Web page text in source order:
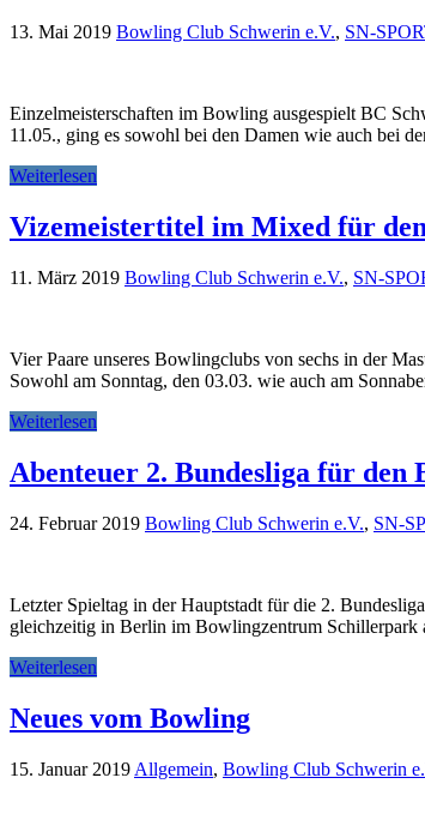
13. Mai 2019 Bowling Club Schwerin e.V., SN-
Einzelmeisterschaften im Bowling ausgespielt BC
11.05., ging es sowohl bei den Damen wie auch bei
Weiterlesen
Vizemeistertitel im Mixed für
11. März 2019 Bowling Club Schwerin e.V., SN-
Vier Paare unseres Bowlingclubs von sechs in der
Sowohl am Sonntag, den 03.03. wie auch am
Weiterlesen
Abenteuer 2. Bundesliga für den
24. Februar 2019 Bowling Club Schwerin e.V., SN-
Letzter Spieltag in der Hauptstadt für die 2.
gleichzeitig in Berlin im Bowlingzentrum Schillerpark
Weiterlesen
Neues vom Bowling
15. Januar 2019 Allgemein, Bowling Club Schwerin